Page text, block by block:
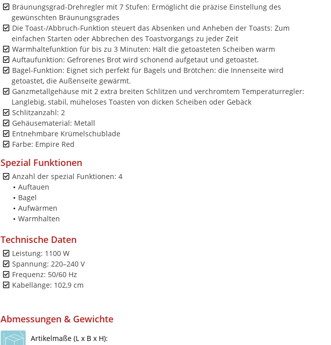
Bräunungsgrad-Drehregler mit 7 Stufen: Ermöglicht die präzise Einstellung des
gewünschten Bräunungsgrades
Die Toast-/Abbruch-Funktion steuert das Absenken und Anheben der Toasts: Zum
einfachen Starten oder Abbrechen des Toastvorgangs zu jeder Zeit
Warmhaltefunktion für bis zu 3 Minuten: Hält die getoasteten Scheiben warm
Auftaufunktion: Gefrorenes Brot wird schonend aufgetaut und getoastet.
Bagel-Funktion: Eignet sich perfekt für Bagels und Brötchen: die Innenseite wird
getoastet, die Außenseite gewärmt.
Ganzmetallgehäuse mit 2 extra breiten Schlitzen und verchromtem Temperaturregler:
Langlebig, stabil, müheloses Toasten von dicken Scheiben oder Gebäck
Schlitzanzahl: 2
Gehäusematerial: Metall
Entnehmbare Krümelschublade
Farbe: Empire Red
Spezial Funktionen
Anzahl der spezial Funktionen: 4
Auftauen
Bagel
Aufwärmen
Warmhalten
Technische Daten
Leistung: 1100 W
Spannung: 220–240 V
Frequenz: 50/60 Hz
Kabellänge: 102,9 cm
Abmessungen & Gewichte
Artikelmaße (L x B x H):